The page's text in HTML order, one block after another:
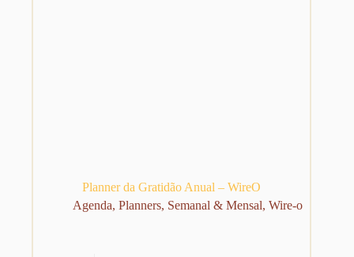
Planner da Gratidão Anual – WireO
Agenda, Planners, Semanal & Mensal, Wire-o